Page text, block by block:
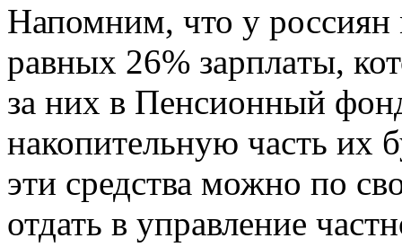
Напомним, что у россиян
равных 26% зарплаты,
за них в Пенсионный
накопительную часть их
эти средства можно по
отдать в управление